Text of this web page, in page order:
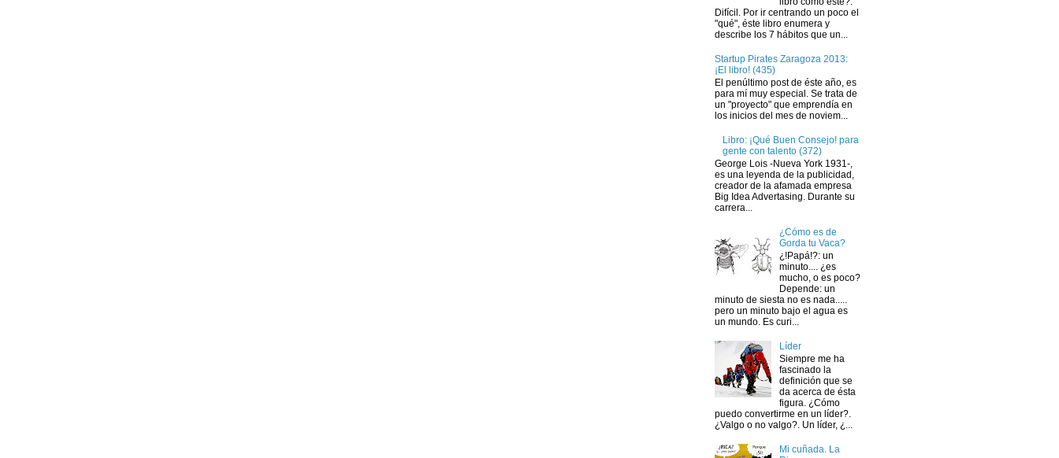
Difícil. Por ir centrando un poco el
"qué", éste libro enumera y
describe los 7 hábitos que un...
Startup Pirates Zaragoza 2013:
¡El libro! (435)
El penúltimo post de éste año, es
para mí muy especial. Se trata de
un "proyecto" que emprendía en
los inicios del mes de noviem...
Libro: ¡Qué Buen Consejo! para
gente con talento (372)
George Lois -Nueva York 1931-,
es una leyenda de la publicidad,
creador de la afamada empresa
Big Idea Advertasing. Durante su
carrera...
¿Cómo es de
Gorda tu Vaca?
¿!Papá!?: un
minuto.... ¿es
mucho, o es poco?
Depende: un
minuto de siesta no es nada.....
pero un minuto bajo el agua es
un mundo. Es curi...
Líder
Siempre me ha
fascinado la
definición que se
da acerca de ésta
figura. ¿Cómo
puedo convertirme en un líder?.
¿Valgo o no valgo?. Un líder, ¿...
Mi cuñada. La